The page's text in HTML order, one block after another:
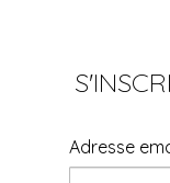
Adresse